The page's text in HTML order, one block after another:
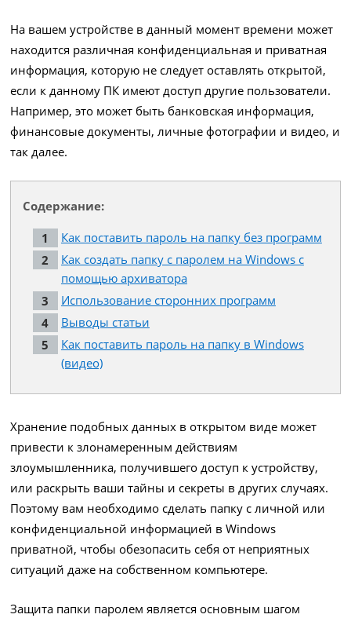
На вашем устройстве в данный момент времени может
находится различная конфиденциальная и приватная
информация, которую не следует оставлять открытой,
если к данному ПК имеют доступ другие пользователи.
Например, это может быть банковская информация,
финансовые документы, личные фотографии и видео, и
так далее.
Содержание:
Как поставить пароль на папку без программ
Как создать папку с паролем на Windows с
помощью архиватора
Использование сторонних программ
Выводы статьи
Как поставить пароль на папку в Windows
(видео)
Хранение подобных данных в открытом виде может
привести к злонамеренным действиям
злоумышленника, получившего доступ к устройству,
или раскрыть ваши тайны и секреты в других случаях.
Поэтому вам необходимо сделать папку с личной или
конфиденциальной информацией в Windows
приватной, чтобы обезопасить себя от неприятных
ситуаций даже на собственном компьютере.
Защита папки паролем является основным шагом